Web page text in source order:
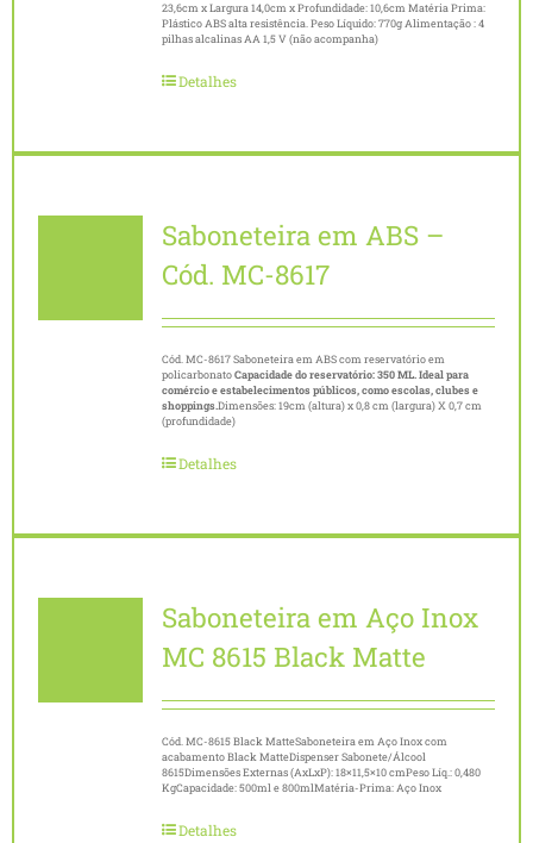
23,6cm x Largura 14,0cm x Profundidade: 10,6cm Matéria Prima:
Plástico ABS alta resistência. Peso Líquido: 770g Alimentação : 4
pilhas alcalinas AA 1,5 V (não acompanha)
Detalhes
Saboneteira em ABS –
Cód. MC-8617
Cód. MC-8617 Saboneteira em ABS com reservatório em
policarbonatoCapacidade do reservatório: 350 ML. Ideal para
comércio e estabelecimentos públicos, como escolas, clubes e
shoppings.Dimensões: 19cm (altura) x 0,8 cm (largura) X 0,7 cm
(profundidade)
Detalhes
Saboneteira em Aço Inox
MC 8615 Black Matte
Cód. MC-8615 Black MatteSaboneteira em Aço Inox com
acabamento Black MatteDispenser Sabonete/Álcool
8615Dimensões Externas (AxLxP): 18×11,5×10 cmPeso Líq.: 0,480
KgCapacidade: 500ml e 800mlMatéria-Prima: Aço Inox
Detalhes